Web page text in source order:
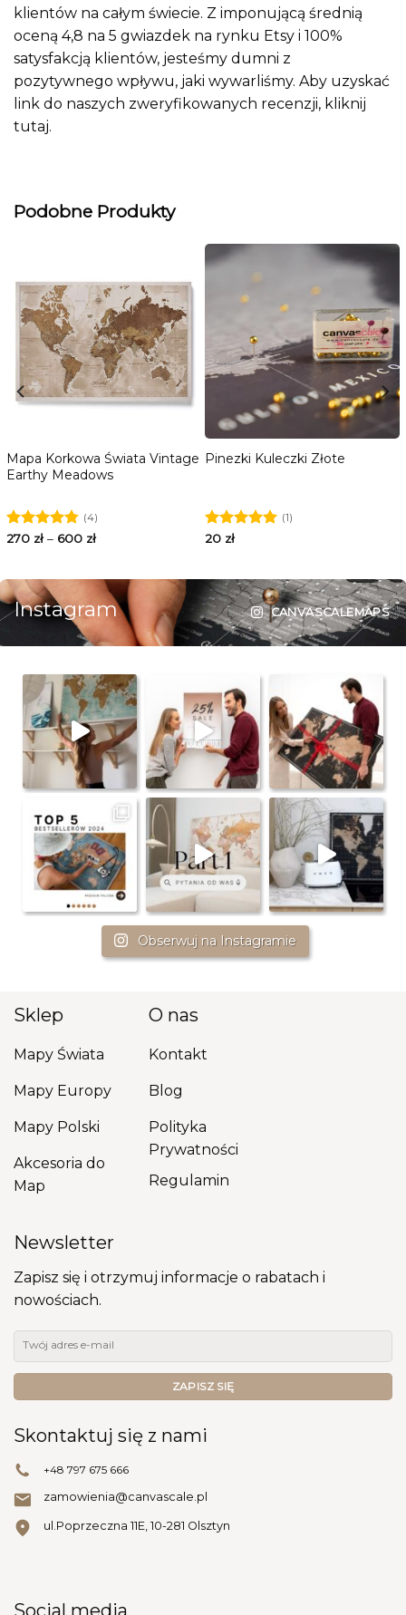
klientów na całym świecie. Z imponującą średnią
oceną 4,8 na 5 gwiazdek na rynku Etsy i 100%
satysfakcją klientów, jesteśmy dumni z
pozytywnego wpływu, jaki wywarliśmy. Aby uzyskać
link do naszych zweryfikowanych recenzji, kliknij
tutaj.
Podobne Produkty
Mapa Korkowa Świata Vintage
Earthy Meadows
Oceniono
(4)
270 zł– 600 zł
Pinezki Kuleczki Złote
Oceniono
(1)
20 zł
Instagram CANVASCALEMAPS
Obserwuj na Instagramie
Sklep
Mapy Świata
Mapy Europy
Mapy Polski
Akcesoria do
Map
O nas
Kontakt
Blog
Polityka
Prywatności
Regulamin
Newsletter
Zapisz się i otrzymuj informacje o rabatach i
nowościach.
Skontaktuj się z nami
+48 797 675 666
zamowienia@canvascale.pl
ul.Poprzeczna 11E, 10-281 Olsztyn
Social media